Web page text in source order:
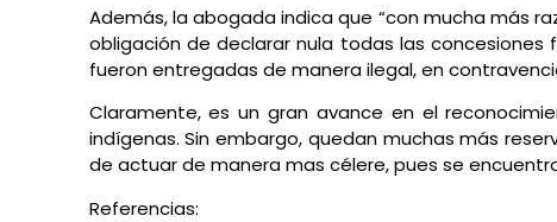
Además, la abogada indica que “con mucha más
obligación de declarar nula todas las
fueron entregadas de manera ilegal, en
Claramente, es un gran avance en el
indígenas. Sin embargo, quedan muchas más
de actuar de manera mas célere, pues se
Referencias: